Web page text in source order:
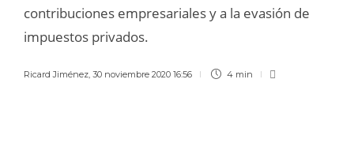
contribuciones empresariales y a la evasión de
impuestos privados.
Ricard Jiménez, 30 noviembre 2020 16:56 4 min